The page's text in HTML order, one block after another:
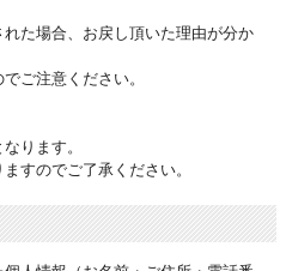
た場合、お戻し頂いた理由が分か
ご注意ください。
ります。
すのでご了承ください。